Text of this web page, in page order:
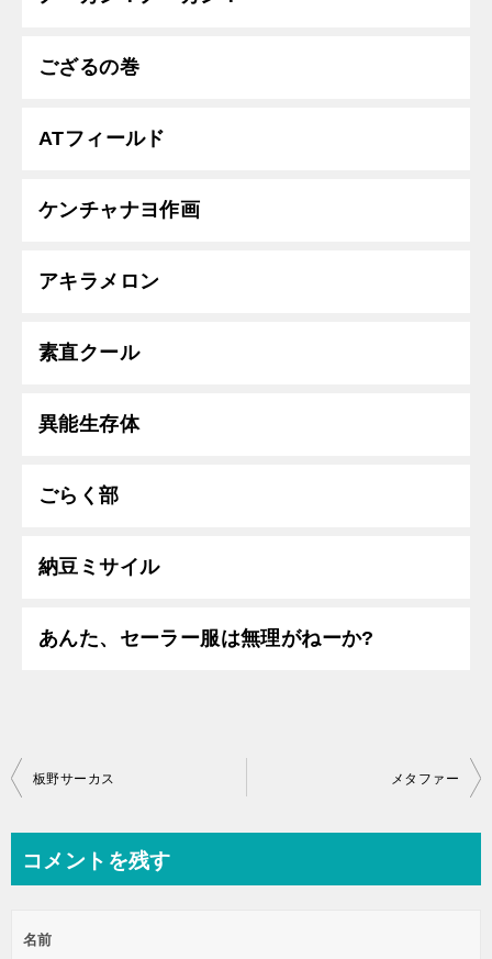
ござるの巻
ATフィールド
ケンチャナヨ作画
アキラメロン
素直クール
異能生存体
ごらく部
納豆ミサイル
あんた、セーラー服は無理がねーか?
投
ビ
ー
板野サーカス メタファー
コメントを残す
名前